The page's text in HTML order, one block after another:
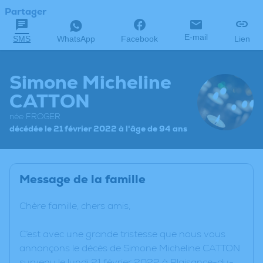
Partager
SMS WhatsApp Facebook E-mail Lien
Simone Micheline
CATTON
née FROGER
décédée le 21 février 2022 à l'âge de 94 ans
Message de la famille
Chère famille, chers amis,
C’est avec une grande tristesse que nous vous
annonçons le décès de Simone Micheline CATTON